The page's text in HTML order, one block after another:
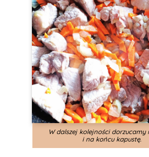
W dalszej kolejności dorzucamy
i na końcu kapustę.